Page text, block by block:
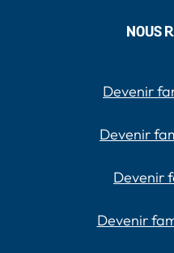
NOUS
Devenir
Devenir
Devenir
Devenir